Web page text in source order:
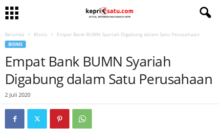
Beranda Bisnis Empat Bank BUMN Syariah Digabung dalam Satu Perusahaan
BISNIS
Empat Bank BUMN Syariah
Digabung dalam Satu Perusahaan
2 Juli 2020